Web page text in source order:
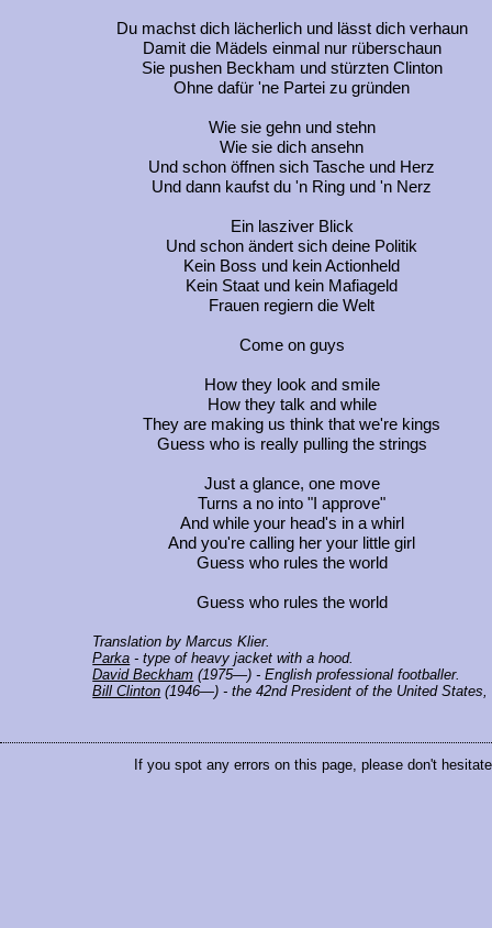
Du machst dich lächerlich und lässt dich verhaun
Damit die Mädels einmal nur rüberschaun
Sie pushen Beckham und stürzten Clinton
Ohne dafür 'ne Partei zu gründen
Wie sie gehn und stehn
Wie sie dich ansehn
Und schon öffnen sich Tasche und Herz
Und dann kaufst du 'n Ring und 'n Nerz
Ein lasziver Blick
Und schon ändert sich deine Politik
Kein Boss und kein Actionheld
Kein Staat und kein Mafiageld
Frauen regiern die Welt
Come on guys
How they look and smile
How they talk and while
They are making us think that we're kings
Guess who is really pulling the strings
Just a glance, one move
Turns a no into "I approve"
And while your head's in a whirl
And you're calling her your little girl
Guess who rules the world
Guess who rules the world
Translation by Marcus Klier.
Parka - type of heavy jacket with a hood.
David Beckham (1975—) - English professional footballer.
Bill Clinton (1946—) - the 42nd President of the United
If you spot any errors on this page, please don't